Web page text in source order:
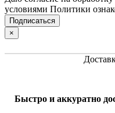
условиями Политики
×
Быстро и аккуратно